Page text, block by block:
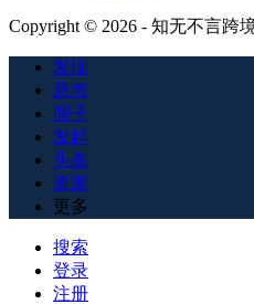
Copyright © 2026 - 知无不言跨
发现
悬赏
圈子
发起
头条
资源
更多
搜索
登录
注册